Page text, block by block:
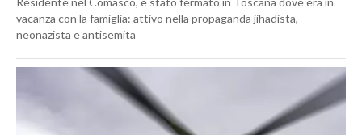
vacanza con la famiglia: attivo nella propaganda jihadista,
neonazista e antisemita